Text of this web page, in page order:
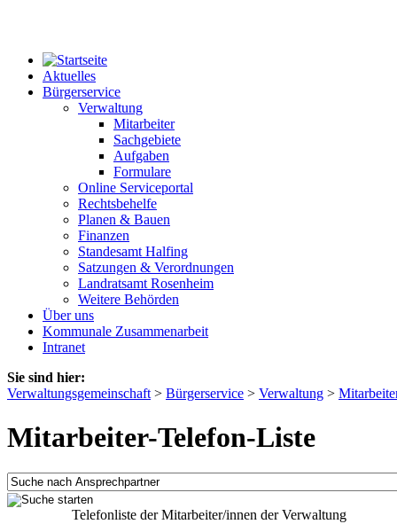
Aktuelles
Bürgerservice
Verwaltung
Mitarbeiter
Sachgebiete
Aufgaben
Formulare
Online Serviceportal
Rechtsbehelfe
Planen & Bauen
Finanzen
Standesamt Halfing
Satzungen & Verordnungen
Landratsamt Rosenheim
Weitere Behörden
Über uns
Kommunale Zusammenarbeit
Intranet
Sie sind hier:
Verwaltungsgemeinschaft > Bürgerservice > Verwaltung >
Mitarbeiter-Telefon-Liste
Telefonliste der Mitarbeiter/innen der Verwaltung